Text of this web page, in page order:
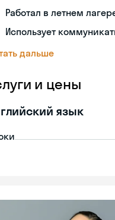
Работал в летнем
Использует
дальше
и цены
язык